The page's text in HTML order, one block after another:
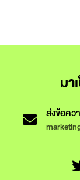
ม
ส่งข้อคว